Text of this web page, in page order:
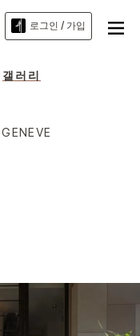
로그인 / 가입
갤러리
GENEVE